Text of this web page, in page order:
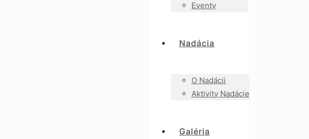
Eventy
Nadácia
O Nadácii
Aktivity Nadácie
Galéria